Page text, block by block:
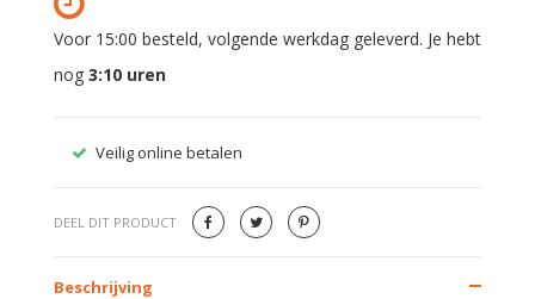
Voor 15:00 besteld, volgende werkdag geleverd. Je hebt
nog 3:10 uren
Veilig online betalen
DEEL DIT PRODUCT
Beschrijving